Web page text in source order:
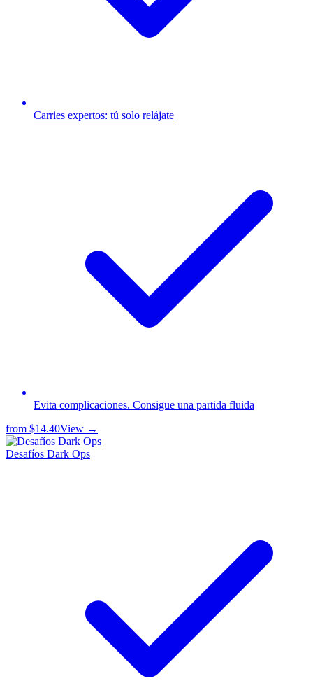
Carries expertos: tú solo relájate
Evita complicaciones. Consigue una partida fluida
from $14.40View →
Desafíos Dark Ops